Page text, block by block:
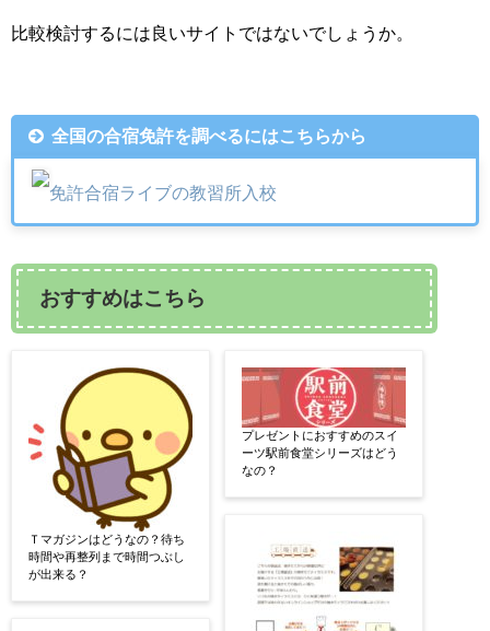
比較検討するには良いサイトではないでしょうか。
全国の合宿免許を調べるにはこちらから
免許合宿ライブの教習所入校
おすすめはこちら
Ｔマガジンはどうなの？待ち
時間や再整列まで時間つぶし
が出来る？
プレゼントにおすすめのスイ
ーツ駅前食堂シリーズはどう
なの？